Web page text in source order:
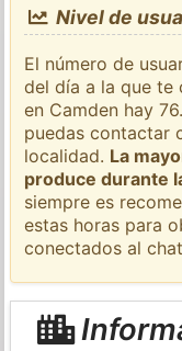
Nivel de
El número de
del día a la que te
en Camden hay
puedas contactar
localidad. La
produce durante
siempre es
estas horas para
conectados al